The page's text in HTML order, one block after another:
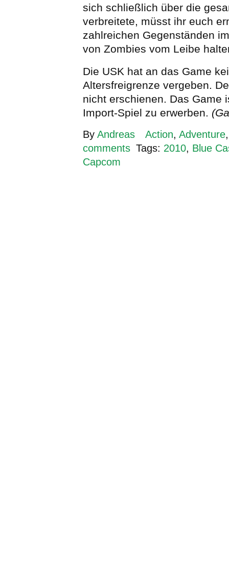
sich schließlich über die
verbreitete, müsst ihr euch
zahlreichen Gegenständen
von Zombies vom Leibe
Die USK hat an das Game
Altersfreigrenze vergeben.
nicht erschienen. Das Game
Import-Spiel zu erwerben.
By Andreas Action, Adventure
comments Tags: 2010, Blue
Capcom